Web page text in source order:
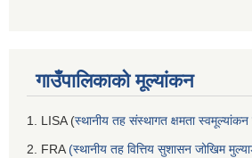
गाउँपालिकाको मूल्यांकन
1. LISA (स्थानीय तह संस्थागत क्षमता स्वमूल्यांकन
2. FRA(स्थानीय तह वित्तिय सुशासन जोखिम